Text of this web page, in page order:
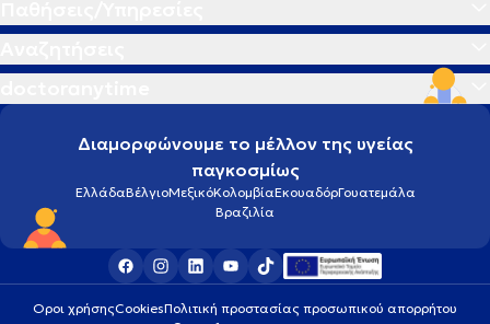
Διαμορφώνουμε το μέλλον της υγείας
παγκοσμίως
ΕλλάδαΒέλγιοΜεξικόΚολομβίαΕκουαδόρΓουατεμάλα
Βραζιλία
Οροι χρήσηςCookiesΠολιτική προστασίας προσωπικού απορρήτου